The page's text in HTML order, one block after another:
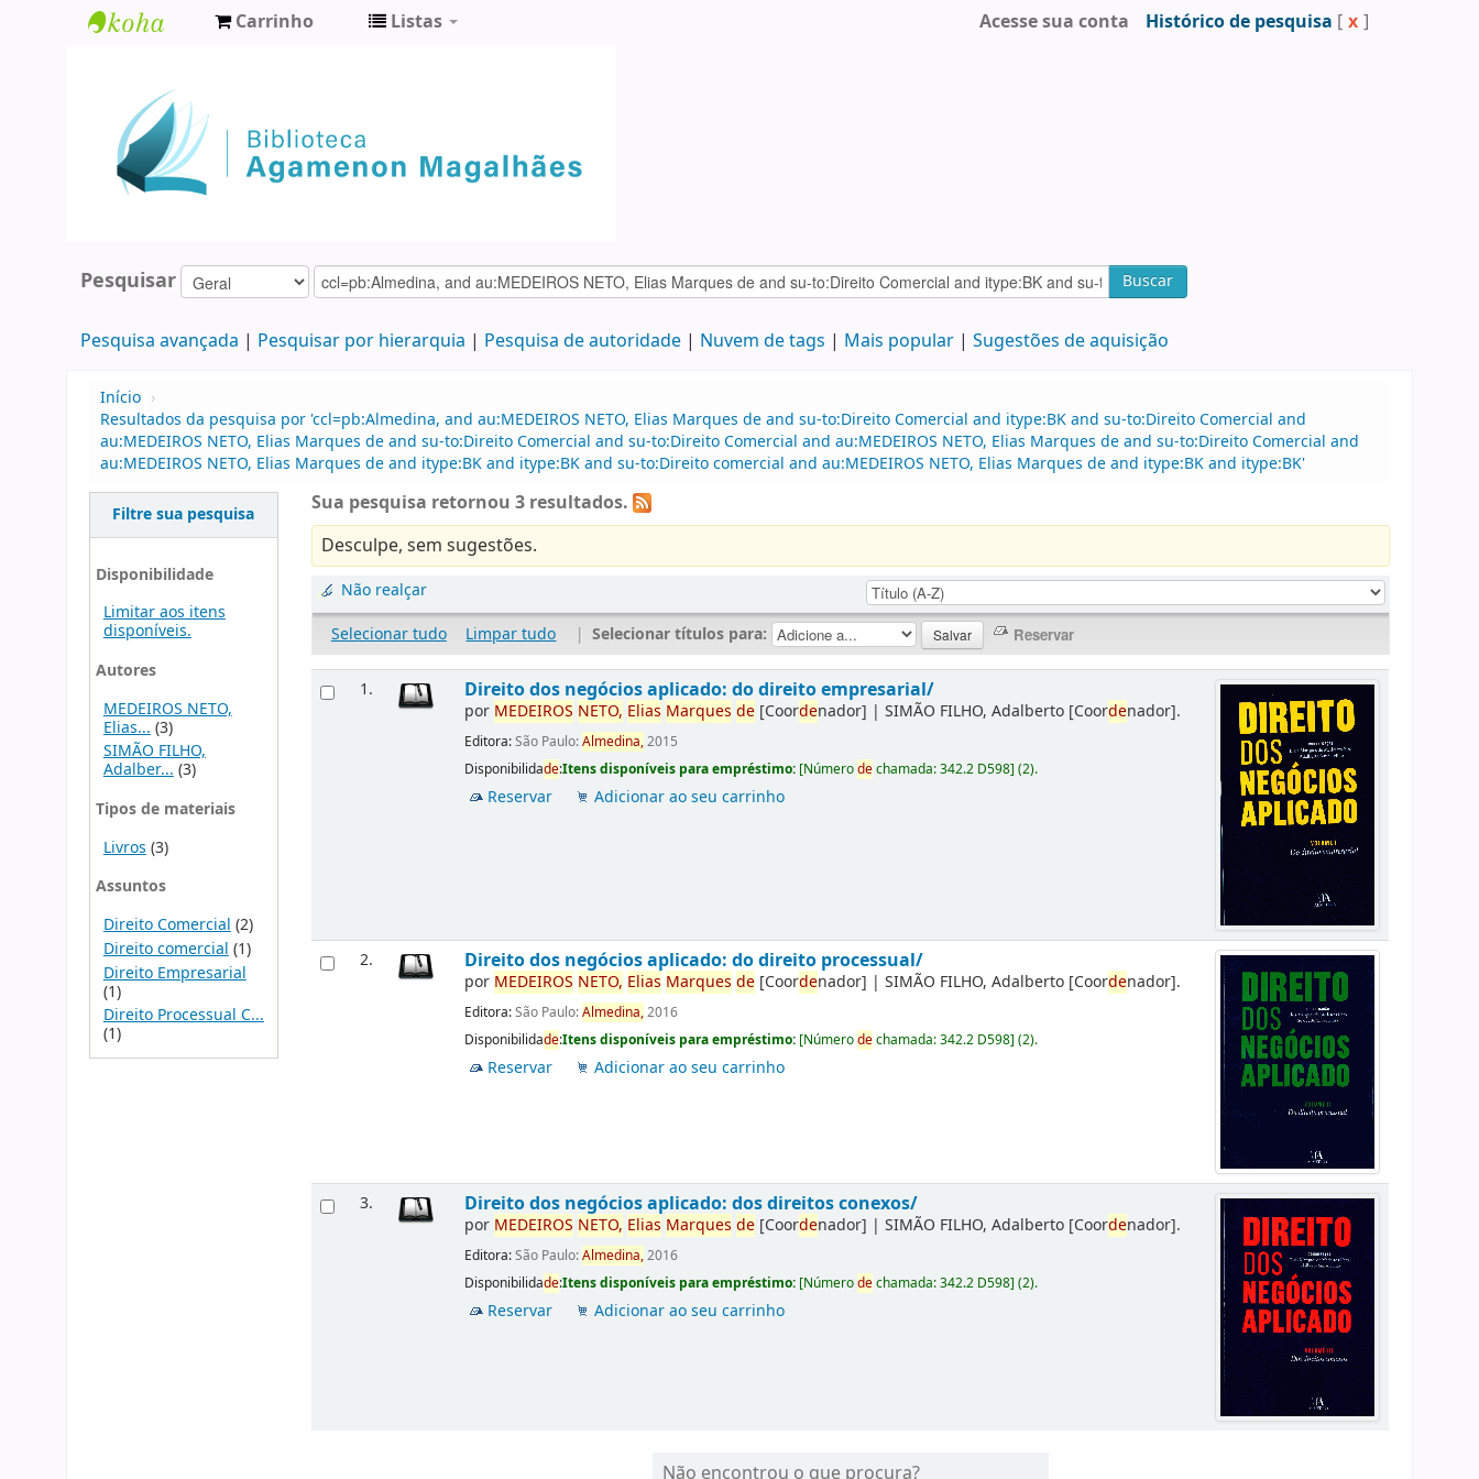
Agamenon
Magalhães
Carrinho Listas Acesse sua conta Histórico de pesquisa [ x ]
Pesquisar Buscar
Pesquisa avançada Pesquisar por hierarquia Pesquisa de autoridade Nuvem de tags Mais popular Sugestões de aquisição
Início ›
Resultados da pesquisa por 'ccl=pb:Almedina, and au:MEDEIROS NETO, Elias Marques de and su-to:Direito Comercial and itype:BK and su-to:Direito Comercial and
au:MEDEIROS NETO, Elias Marques de and su-to:Direito Comercial and su-to:Direito Comercial and au:MEDEIROS NETO, Elias Marques de and su-to:Direito Comercial and
au:MEDEIROS NETO, Elias Marques de and itype:BK and itype:BK and su-to:Direito comercial and au:MEDEIROS NETO, Elias Marques de and itype:BK and itype:BK'
Filtre sua pesquisa
Disponibilidade
Limitar aos itens
disponíveis.
Autores
MEDEIROS NETO,
Elias... (3)
SIMÃO FILHO,
Adalber...(3)
Tipos de materiais
Livros (3)
Assuntos
Direito Comercial (2)
Direito comercial (1)
Direito Empresarial
(1)
Direito Processual C...
(1)
Sua pesquisa retornou 3 resultados.
Desculpe, sem sugestões.
Não realçar
Selecionar tudo
Limpar tudo | Selecionar títulos para:
1. Direito dos negócios aplicado: do direito empresarial/
por MEDEIROS NETO, Elias Marques de [Coordenador] |SIMÃO FILHO, Adalberto [Coordenador].
Editora:São Paulo:Almedina,2015
Disponibilidade:Itens disponíveis para empréstimo: [Númerodechamada:342.2 D598](2).
Reservar Adicionar ao seu carrinho
2. Direito dos negócios aplicado: do direito processual/
por MEDEIROS NETO, Elias Marques de [Coordenador] |SIMÃO FILHO, Adalberto [Coordenador].
Editora:São Paulo:Almedina,2016
Disponibilidade:Itens disponíveis para empréstimo: [Númerodechamada:342.2 D598](2).
Reservar Adicionar ao seu carrinho
3. Direito dos negócios aplicado: dos direitos conexos/
por MEDEIROS NETO, Elias Marques de [Coordenador] |SIMÃO FILHO, Adalberto [Coordenador].
Editora:São Paulo:Almedina,2016
Disponibilidade:Itens disponíveis para empréstimo: [Númerodechamada:342.2 D598](2).
Reservar Adicionar ao seu carrinho